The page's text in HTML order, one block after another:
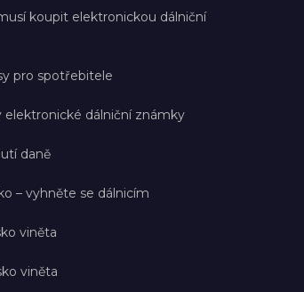
koupit elektronickou dálniční
pro spotřebitele
elektronické dálniční známky
daně
– vyhněte se dálnicím
viněta
viněta